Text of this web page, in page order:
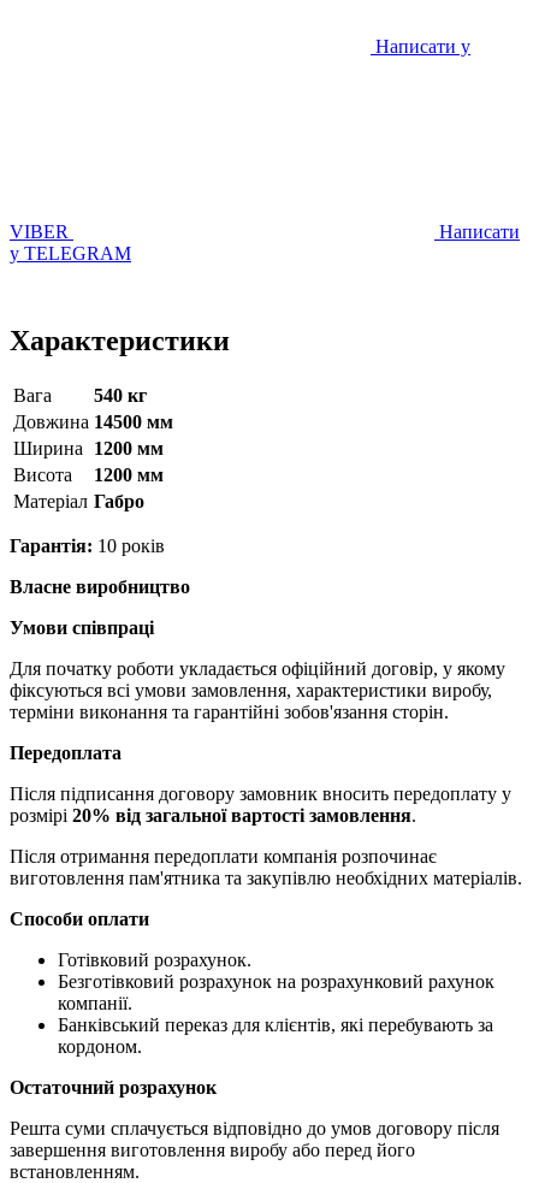
Написати у
VIBER
Написати
у TELEGRAM
Характеристики
Вага
540 кг
Довжина 14500 мм
Ширина
1200 мм
Висота
1200 мм
Матерiал Габро
Гарантія: 10 років
Власне виробництво
Умови співпраці
Для початку роботи укладається офіційний договір, у якому
фіксуються всі умови замовлення, характеристики виробу,
терміни виконання та гарантійні зобов'язання сторін.
Передоплата
Після підписання договору замовник вносить передоплату у
розмірі 20% від загальної вартості замовлення.
Після отримання передоплати компанія розпочинає
виготовлення пам'ятника та закупівлю необхідних матеріалів.
Способи оплати
Готівковий розрахунок.
Безготівковий розрахунок на розрахунковий рахунок
компанії.
Банківський переказ для клієнтів, які перебувають за
кордоном.
Остаточний розрахунок
Решта суми сплачується відповідно до умов договору після
завершення виготовлення виробу або перед його
встановленням.